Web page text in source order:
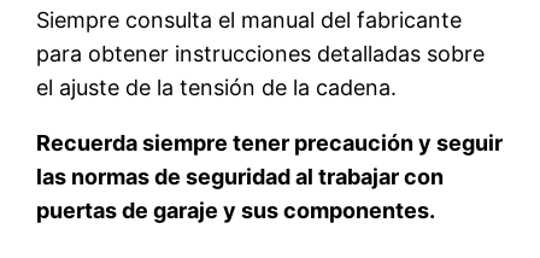
Siempre consulta el manual del fabricante
para obtener instrucciones detalladas sobre
el ajuste de la tensión de la cadena.
Recuerda siempre tener precaución y seguir
las normas de seguridad al trabajar con
puertas de garaje y sus componentes.